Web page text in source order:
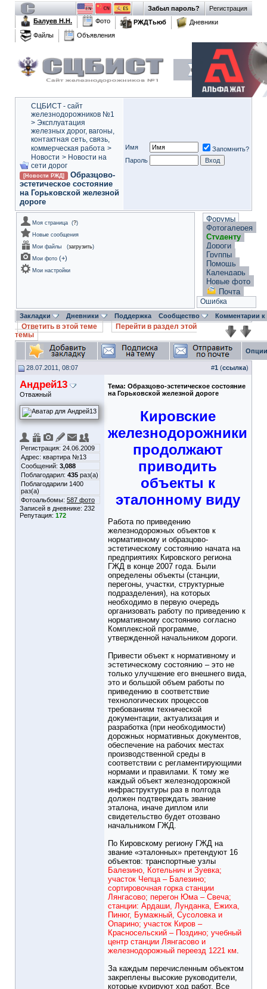
Регистрация
Забыл пароль?
Балуев Н.Н.
Фото РЖДТьюб
Дневники
Файлы
Объявления
СЦБИСТ - сайт
железнодорожников №1
> Эксплуатация
железных дорог, вагоны,
контактная сеть, связь,
коммерческая работа >
Новости > Новости на
сети дорог
[Новости РЖД]
Образцово-
эстетическое состояние
на Горьковской железной
дороге
Имя
Запомнить?
Пароль
Моя страница (?)
Новые сообщения
Мои файлы
(загрузить)
Мои фото (+)
Мои настройки
Форумы
Фотогалерея
Студенту
Дороги
Группы
Помощь
Календарь
Новые фото
Почта
Ошибка
Закладки Дневники Поддержка Сообщество Комментарии
Ответить в этой теме
Перейти в раздел этой
темы
28.07.2011, 08:07 #1 (ссылка)
Андрей13
Отважный
Регистрация: 24.06.2009
Адрес: квартира №13
Сообщений: 3,088
Поблагодарил: 435 раз(а)
Поблагодарили 1400
раз(а)
Фотоальбомы: 587 фото
Записей в дневнике: 232
Репутация: 172
Тема: Образцово-эстетическое состояние
на Горьковской железной дороге
Кировские
железнодорожники
продолжают
приводить
объекты к
эталонному виду
Работа по приведению
железнодорожных объектов к
нормативному и образцово-
эстетическому состоянию начата на
предприятиях Кировского региона
ГЖД в конце 2007 года. Были
определены объекты (станции,
перегоны, участки, структурные
подразделения), на которых
необходимо в первую очередь
организовать работу по приведению к
нормативному состоянию согласно
Комплексной программе,
утвержденной начальником дороги.
Привести объект к нормативному и
эстетическому состоянию – это не
только улучшение его внешнего вида,
это и большой объем работы по
приведению в соответствие
технологических процессов
требованиям технической
документации, актуализация и
разработка (при необходимости)
дорожных нормативных документов,
обеспечение на рабочих местах
производственной среды в
соответствии с регламентирующими
нормами и правилами. К тому же
каждый объект железнодорожной
инфраструктуры раз в полгода
должен подтверждать звание
эталона, иначе диплом или
свидетельство будет отозвано
начальником ГЖД.
По Кировскому региону ГЖД на
звание «эталонных» претендуют 16
объектов: транспортные узлы
Балезино, Котельнич и Зуевка;
участок Чепца – Балезино;
сортировочная горка станции
Лянгасово; перегон Юма – Свеча;
станции: Ардаши, Лунданка, Ежиха,
Пинюг, Бумажный, Сусоловка и
Опарино; участок Киров –
Красносельский – Поздино; учебный
центр станции Лянгасово и
железнодорожный переезд 1221 км.
За каждым перечисленным объектом
закреплены высокие руководители,
которые курируют ход работ. Все